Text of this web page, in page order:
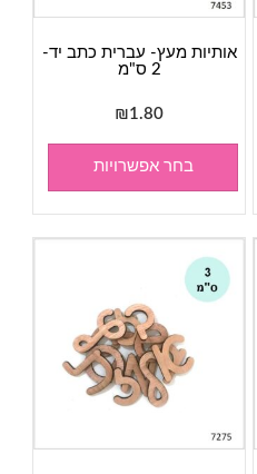
אותיות מעץ- עברית כתב יד-
2 ס"מ
₪1.80
בחר אפשרויות